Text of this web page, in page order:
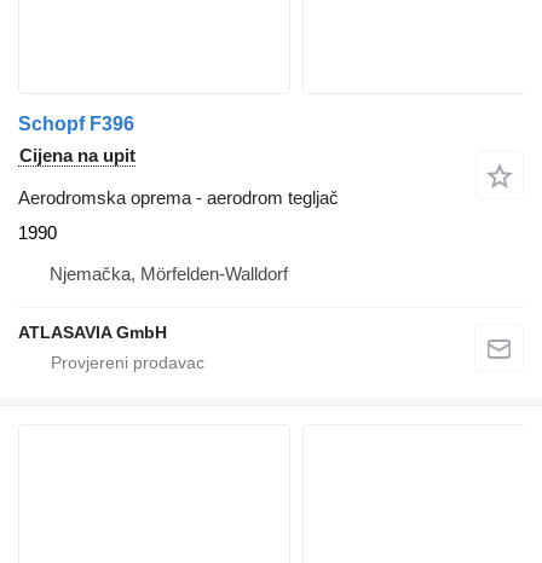
Schopf F396
Cijena na upit
Aerodromska oprema - aerodrom tegljač
1990
Njemačka, Mörfelden-Walldorf
ATLASAVIA GmbH